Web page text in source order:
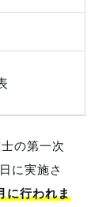
の第一次
に実施さ
に行われま